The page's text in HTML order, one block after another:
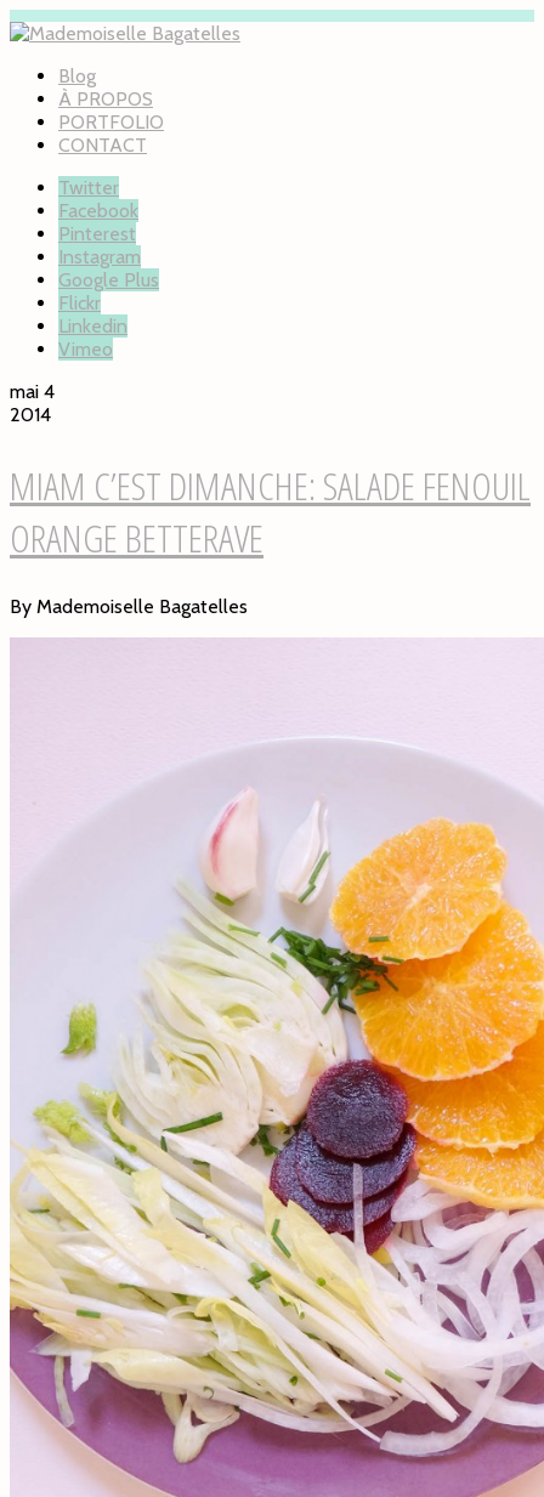
Blog
À PROPOS
PORTFOLIO
CONTACT
Twitter
Facebook
Pinterest
Instagram
Google Plus
Flickr
Linkedin
Vimeo
mai 4
2014
MIAM C’EST DIMANCHE: SALADE FENOUIL
ORANGE BETTERAVE
By Mademoiselle Bagatelles